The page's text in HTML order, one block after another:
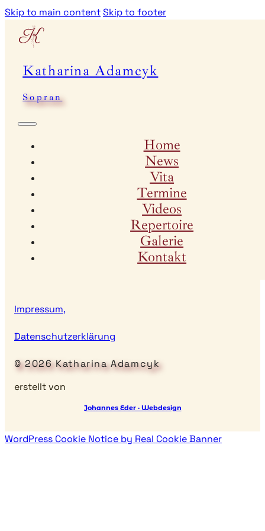
Skip to main contentSkip to footer
Katharina Adamcyk
Sopran
Home
News
Vita
Termine
Videos
Repertoire
Galerie
Kontakt
Impressum,
Datenschutzerklärung
© 2026 Katharina Adamcyk
erstellt von
Johannes Eder · Webdesign
WordPress Cookie Notice by Real Cookie Banner